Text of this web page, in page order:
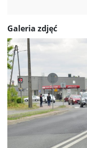
Galeria zdjęć